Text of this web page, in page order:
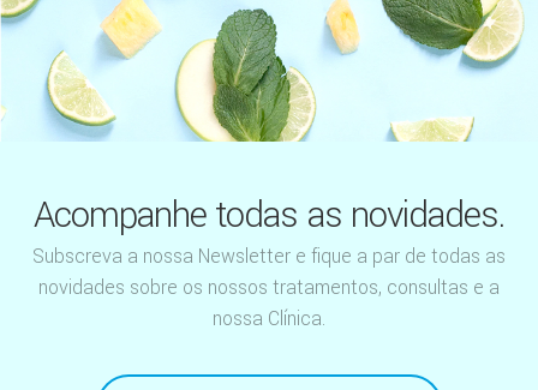
Acompanhe todas as novidades.
Subscreva a nossa Newsletter e fique a par de todas as
novidades sobre os nossos tratamentos, consultas e a
nossa Clínica.